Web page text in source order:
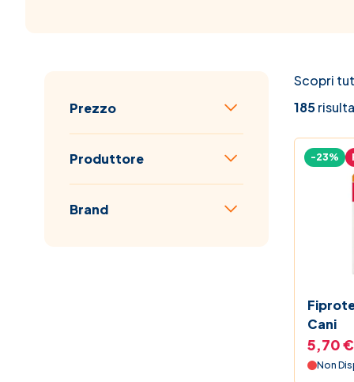
Passa all'elenco prodotti
Prezzo
Produttore
Brand
Scopri
185
Cani
-23%
5,70 €
Non